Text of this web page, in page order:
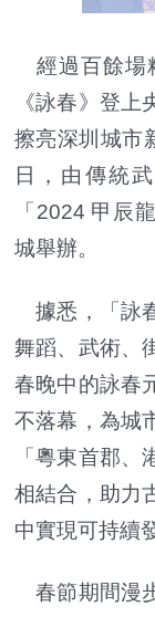
經過百餘場
《詠春》登
擦亮深圳城市
日，由傳統
「2024 甲辰
城舉辦。
據悉，「詠
舞蹈、武術、
春晚中的詠春
不落幕，為城
「粵東首郡
相結合，助力
中實現可持續
春節期間漫